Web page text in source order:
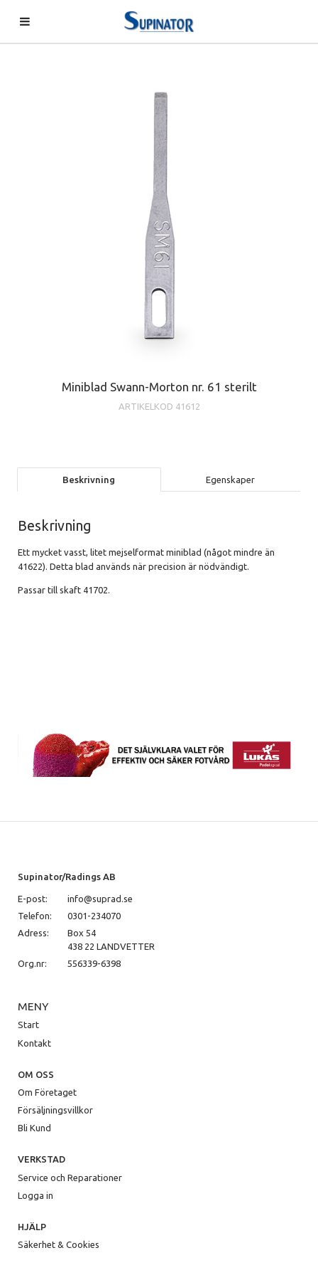
Miniblad Swann-Morton nr. 61 sterilt
ARTIKELKOD 41612
Beskrivning Egenskaper
Beskrivning
Ett mycket vasst, litet mejselformat miniblad (något mindre än
41622). Detta blad används när precision är nödvändigt.
Passar till skaft 41702.
Supinator/Radings AB
E-post:
info@suprad.se
Telefon:
0301-234070
Adress:
Box 54
438 22 LANDVETTER
Org.nr:
556339-6398
MENY
Start
Kontakt
OM OSS
Om Företaget
Försäljningsvillkor
Bli Kund
VERKSTAD
Service och Reparationer
Logga in
HJÄLP
Säkerhet & Cookies